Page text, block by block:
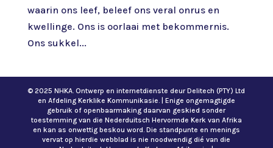
waarin ons leef, beleef ons veral onrus en
kwellinge. Ons is oorlaai met bekommernis.
Ons sukkel...
© 2025 NHKA. Ontwerp en internetdienste deur Delitech (PTY) Ltd
en Afdeling Kerklike Kommunikasie. | Enige ongemagtigde
gebruik of openbaarmaking daarvan geskied sonder
toestemming van die Nederduitsch Hervormde Kerk van Afrika
en kan as onwettig beskou word. Die standpunte en menings
vervat op hierdie webblad is nie noodwendig dié van die